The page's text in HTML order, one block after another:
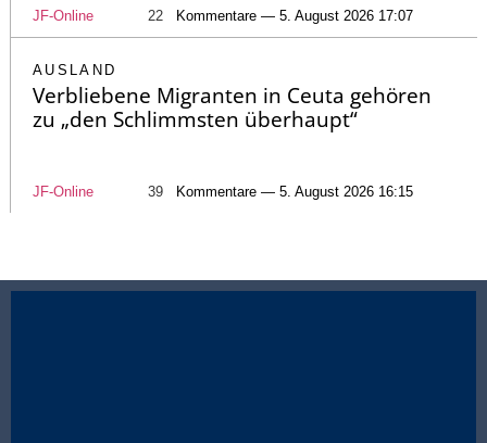
JF-Online 22 Kommentare — 5. August 2026 17:07
AUSLAND
Verbliebene Migranten in Ceuta gehören
zu „den Schlimmsten überhaupt“
JF-Online 39 Kommentare — 5. August 2026 16:15